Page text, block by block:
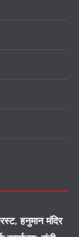
हनुमान मंदिर